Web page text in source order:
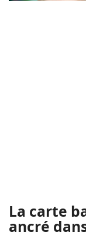
La carte
ancré